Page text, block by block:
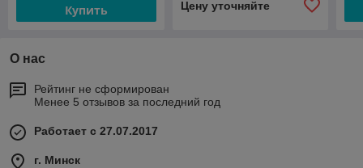
Купить Цену уточняйте
О нас
Рейтинг не сформирован
Менее 5 отзывов за последний год
Работает с 27.07.2017
г. Минск